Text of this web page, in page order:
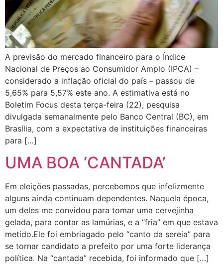
A previsão do mercado financeiro para o Índice
Nacional de Preços ao Consumidor Amplo (IPCA) –
considerado a inflação oficial do país – passou de
5,65% para 5,57% este ano. A estimativa está no
Boletim Focus desta terça-feira (22), pesquisa
divulgada semanalmente pelo Banco Central (BC), em
Brasília, com a expectativa de instituições financeiras
para […]
UMA BOA ‘CANTADA’
Em eleições passadas, percebemos que infelizmente
alguns ainda continuam dependentes. Naquela época,
um deles me convidou para tomar uma cervejinha
gelada, para contar as lamúrias, e a “fria” em que estava
metido.Ele foi embriagado pelo “canto da sereia” para
se tornar candidato a prefeito por uma forte liderança
política. Na “cantada” recebida, foi informado que […]